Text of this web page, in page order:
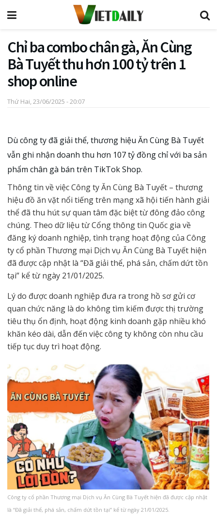
Chỉ ba combo chân gà, Ăn Cùng
Bà Tuyết thu hơn 100 tỷ trên 1
shop online
Thứ Hai, 23/06/2025 - 20:07
Dù công ty đã giải thể, thương hiệu Ăn Cùng Bà Tuyết
vẫn ghi nhận doanh thu hơn 107 tỷ đồng chỉ với ba sản
phẩm chân gà bán trên TikTok Shop.
Thông tin về việc Công ty Ăn Cùng Bà Tuyết – thương
hiệu đồ ăn vặt nổi tiếng trên mạng xã hội tiến hành giải
thể đã thu hút sự quan tâm đặc biệt từ đông đảo công
chúng. Theo dữ liệu từ Cổng thông tin Quốc gia về
đăng ký doanh nghiệp, tình trạng hoạt động của Công
ty cổ phần Thương mại Dịch vụ Ăn Cùng Bà Tuyết hiện
đã được cập nhật là “Đã giải thể, phá sản, chấm dứt tồn
tại” kể từ ngày 21/01/2025.
Lý do được doanh nghiệp đưa ra trong hồ sơ gửi cơ
quan chức năng là do không tìm kiếm được thị trường
tiêu thụ ổn định, hoạt động kinh doanh gặp nhiều khó
khăn kéo dài, dẫn đến việc công ty không còn nhu cầu
tiếp tục duy trì hoạt động.
Công ty cổ phần Thương mại Dịch vụ Ăn Cùng Bà Tuyết hiện đã được cập nhật
là “Đã giải thể, phá sản, chấm dứt tồn tại” kể từ ngày 21/01/2025.